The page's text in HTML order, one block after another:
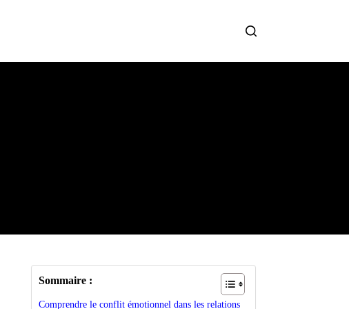
Sommaire :
Comprendre le conflit émotionnel dans les relations